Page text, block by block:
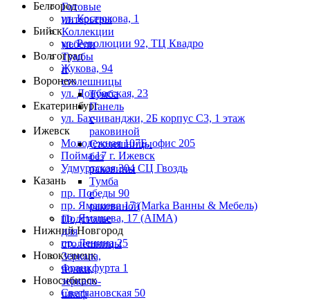
Готовые
интерьеры
Коллекции
мебели
Тумбы
и
столешницы
Тумба
Панель
с
раковиной
Столешницы
без
раковины
Тумба
с
раковиной
Подстолье
для
столешницы
Зеркала,
полки,
зеркало-
шкаф
Белгород
ул. Костюкова, 1
Бийск
ул. Революции 92, ТЦ Квадро
Волгоград
Жукова, 94
Воронеж
ул. Донбасская, 23
Екатеринбург
ул. Бахчиванджи, 2Б корпус С3, 1 этаж
Ижевск
Молодежная 107Б, офис 205
Пойма 17 г. Ижевск
Удмуртская 304 СЦ Гвоздь
Казань
пр. Победы 90
пр. Ямашева 17 (Marka Ванны & Мебель)
пр. Ямашева, 17 (AIMA)
Нижний Новгород
пр. Ленина 25
Новокузнецк
Франкфурта 1
Новосибирск
Светлановская 50